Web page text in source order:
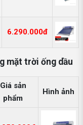
6.290.000đ
mặt trời ống dầu
Giá sản
phẩm
Hình ảnh